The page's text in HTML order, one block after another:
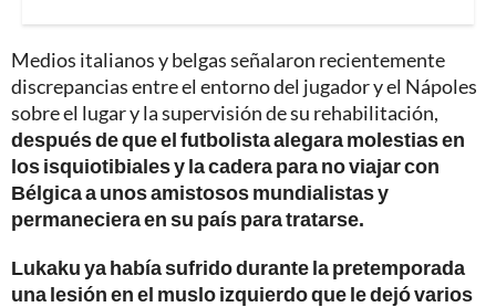
Medios italianos y belgas señalaron recientemente
discrepancias entre el entorno del jugador y el Nápoles
sobre el lugar y la supervisión de su rehabilitación,
después de que el futbolista alegara molestias en
los isquiotibiales y la cadera para no viajar con
Bélgica a unos amistosos mundialistas y
permaneciera en su país para tratarse.
Lukaku ya había sufrido durante la pretemporada
una lesión en el muslo izquierdo que le dejó varios